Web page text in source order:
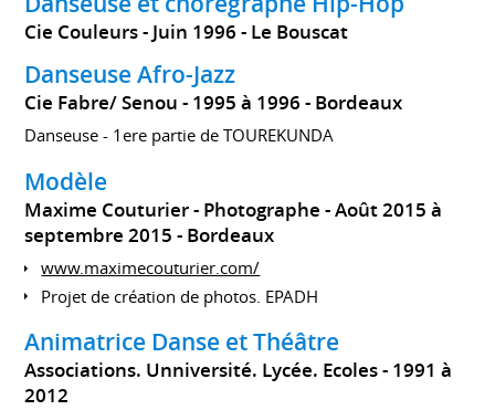
Cie Couleurs Juin 1996 Le Bouscat
Danseuse Afro-Jazz
Cie Fabre/ Senou 1995 à 1996 Bordeaux
Danseuse - 1ere partie de TOUREKUNDA
Modèle
Maxime Couturier - Photographe
Août 2015 à
septembre 2015 Bordeaux
www.maximecouturier.com/
Projet de création de photos. EPADH
Animatrice Danse et Théâtre
Associations. Unniversité. Lycée. Ecoles
1991 à
2012